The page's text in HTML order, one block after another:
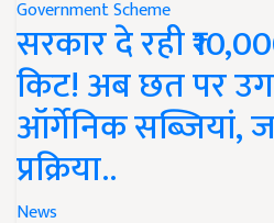
Government Scheme
सरकार दे रही
किट! अब छत पर
ऑर्गेनिक सब्जियां,
प्रक्रिया..
News